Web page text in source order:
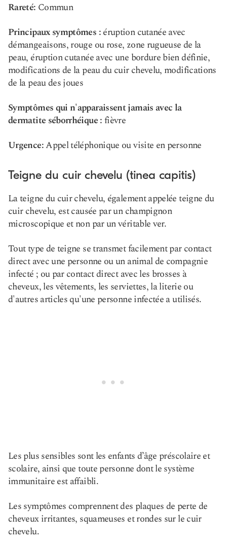
Rareté: Commun
Principaux symptômes :éruption cutanée avec
démangeaisons, rouge ou rose, zone rugueuse de la
peau, éruption cutanée avec une bordure bien définie,
modifications de la peau du cuir chevelu, modifications
de la peau des joues
Symptômes qui n'apparaissent jamais avec la
dermatite séborrhéique :fièvre
Urgence:Appel téléphonique ou visite en personne
Teigne du cuir chevelu (tinea capitis)
La teigne du cuir chevelu, également appelée teigne du
cuir chevelu, est causée par un champignon
microscopique et non par un véritable ver.
Tout type de teigne se transmet facilement par contact
direct avec une personne ou un animal de compagnie
infecté ; ou par contact direct avec les brosses à
cheveux, les vêtements, les serviettes, la literie ou
d'autres articles qu'une personne infectée a utilisés.
Les plus sensibles sont les enfants d’âge préscolaire et
scolaire, ainsi que toute personne dont le système
immunitaire est affaibli.
Les symptômes comprennent des plaques de perte de
cheveux irritantes, squameuses et rondes sur le cuir
chevelu.